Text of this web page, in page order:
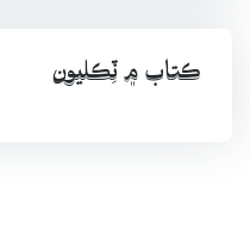
ڪتاب ۾ ٽِڪليون